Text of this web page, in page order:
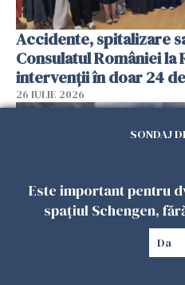
Accidente, spitalizare
Consulatul României
intervenții în doar 24
26 IULIE 2026
SONDAJ
Este important pentru
spațiul Schengen,
Da